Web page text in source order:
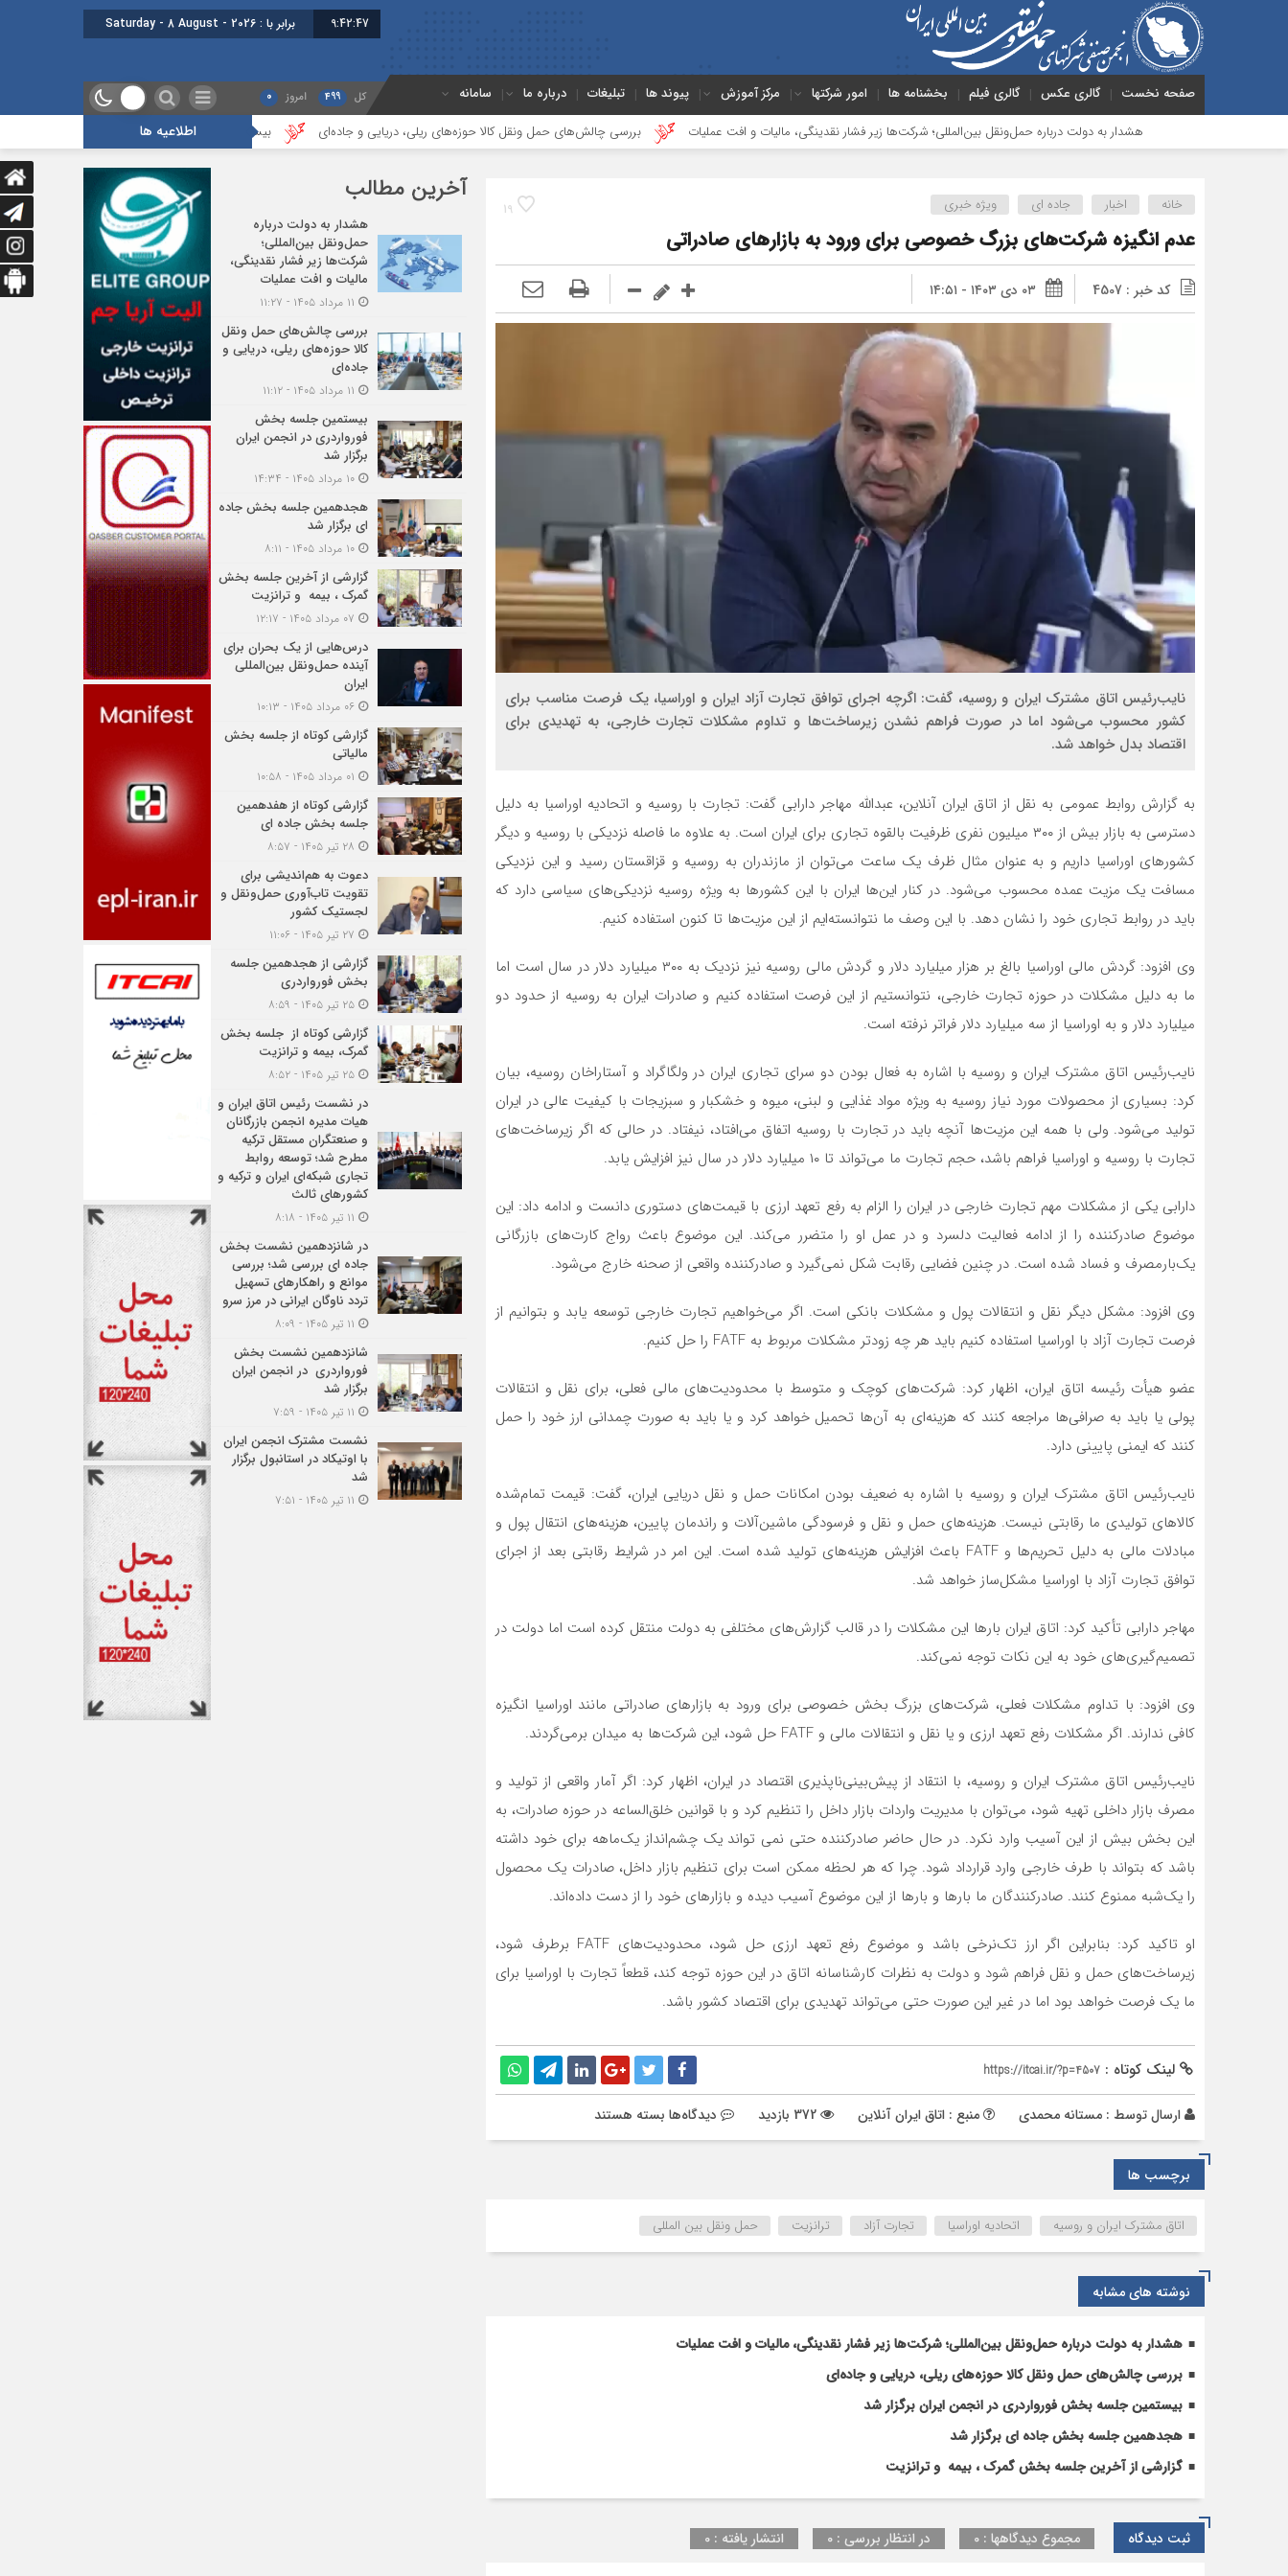
9:42:48 برابر با : Saturday - 8 August - 2026
صفحه نخست گالری عکس گالری فیلم بخشنامه ها امور شرکتها مرکز آموزش پیوند ها تبلیغات درباره ما سامانه کل 499 امروز 0
اطلاعیه ها هشدار به دولت درباره حمل‌ونقل بین‌المللی؛ شرکت‌ها زیر فشار نقدینگی، مالیات و افت عملیات بررسی چالش‌های حمل ونقل کالا حوزه‌های ریلی، دریایی و جاده‌ای بیستمین جلسه بخش فورواردری در انجمن ایران برگزار شد
19 خانه اخبار جاده ای ویژه خبری
عدم انگیزه شرکت‌های بزرگ خصوصی برای ورود به بازارهای صادراتی
کد خبر : 4507 ۰۳ دی ۱۴۰۳ - ۱۴:۵۱
نایب‌رئیس اتاق مشترک ایران و روسیه، گفت: اگرچه اجرای توافق تجارت آزاد ایران و اوراسیا، یک فرصت مناسب برای
کشور محسوب می‌شود اما در صورت فراهم نشدن زیرساخت‌ها و تداوم مشکلات تجارت خارجی، به تهدیدی برای
اقتصاد بدل خواهد شد.
به گزارش روابط عمومی به نقل از اتاق ایران آنلاین، عبدالله مهاجر دارابی گفت: تجارت با روسیه و اتحادیه اوراسیا به دلیل
دسترسی به بازار بیش از ۳۰۰ میلیون نفری ظرفیت بالقوه تجاری برای ایران است. به علاوه ما فاصله نزدیکی با روسیه و دیگر
کشورهای اوراسیا داریم و به عنوان مثال ظرف یک ساعت می‌توان از مازندران به روسیه و قزاقستان رسید و این نزدیکی
مسافت یک مزیت عمده محسوب می‌شود. در کنار این‌ها ایران با این کشورها به ویژه روسیه نزدیکی‌های سیاسی دارد که
باید در روابط تجاری خود را نشان دهد. با این وصف ما نتوانسته‌ایم از این مزیت‌ها تا کنون استفاده کنیم.
وی افزود: گردش مالی اوراسیا بالغ بر هزار میلیارد دلار و گردش مالی روسیه نیز نزدیک به ۳۰۰ میلیارد دلار در سال است اما
ما به دلیل مشکلات در حوزه تجارت خارجی، نتوانستیم از این فرصت استفاده کنیم و صادرات ایران به روسیه از حدود دو
میلیارد دلار و به اوراسیا از سه میلیارد دلار فراتر نرفته است.
نایب‌رئیس اتاق مشترک ایران و روسیه با اشاره به فعال بودن دو سرای تجاری ایران در ولگاگراد و آستاراخان روسیه، بیان
کرد: بسیاری از محصولات مورد نیاز روسیه به ویژه مواد غذایی و لبنی، میوه و خشکبار و سبزیجات با کیفیت عالی در ایران
تولید می‌شود. ولی با همه این مزیت‌ها آنچه باید در تجارت با روسیه اتفاق می‌افتاد، نیفتاد. در حالی که اگر زیرساخت‌های
تجارت با روسیه و اوراسیا فراهم باشد، حجم تجارت ما می‌تواند تا ۱۰ میلیارد دلار در سال نیز افزایش یابد.
دارابی یکی از مشکلات مهم تجارت خارجی در ایران را الزام به رفع تعهد ارزی با قیمت‌های دستوری دانست و ادامه داد: این
موضوع صادرکننده را از ادامه فعالیت دلسرد و در عمل او را متضرر می‌کند. این موضوع باعث رواج کارت‌های بازرگانی
یک‌بارمصرف و فساد شده است. در چنین فضایی رقابت شکل نمی‌گیرد و صادرکننده واقعی از صحنه خارج می‌شود.
وی افزود: مشکل دیگر نقل و انتقالات پول و مشکلات بانکی است. اگر می‌خواهیم تجارت خارجی توسعه یابد و بتوانیم از
فرصت تجارت آزاد با اوراسیا استفاده کنیم باید هر چه زودتر مشکلات مربوط به FATF را حل کنیم.
عضو هیأت رئیسه اتاق ایران، اظهار کرد: شرکت‌های کوچک و متوسط با محدودیت‌های مالی فعلی، برای نقل و انتقالات
پولی یا باید به صرافی‌ها مراجعه کنند که هزینه‌ای به آن‌ها تحمیل خواهد کرد و یا باید به صورت چمدانی ارز خود را حمل
کنند که ایمنی پایینی دارد.
نایب‌رئیس اتاق مشترک ایران و روسیه با اشاره به ضعیف بودن امکانات حمل ‌و نقل دریایی ایران، گفت: قیمت تمام‌شده
کالاهای تولیدی ما رقابتی نیست. هزینه‌های حمل ‌و نقل و فرسودگی ماشین‌آلات و راندمان پایین، هزینه‌های انتقال پول و
مبادلات مالی به دلیل تحریم‌ها و FATF باعث افزایش هزینه‌های تولید شده است. این امر در شرایط رقابتی بعد از اجرای
توافق تجارت آزاد با اوراسیا مشکل‌ساز خواهد شد.
مهاجر دارابی تأکید کرد: اتاق ایران بارها این مشکلات را در قالب گزارش‌های مختلفی به دولت منتقل کرده است اما دولت در
تصمیم‌گیری‌های خود به این نکات توجه نمی‌کند.
وی افزود: با تداوم مشکلات فعلی، شرکت‌های بزرگ بخش خصوصی برای ورود به بازارهای صادراتی مانند اوراسیا انگیزه
کافی ندارند. اگر مشکلات رفع تعهد ارزی و یا نقل و انتقالات مالی و FATF حل شود، این شرکت‌ها به میدان برمی‌گردند.
نایب‌رئیس اتاق مشترک ایران و روسیه، با انتقاد از پیش‌بینی‌ناپذیری اقتصاد در ایران، اظهار کرد: اگر آمار واقعی از تولید و
مصرف بازار داخلی تهیه شود، می‌توان با مدیریت واردات بازار داخل را تنظیم کرد و با قوانین خلق‌الساعه در حوزه صادرات، به
این بخش بیش از این آسیب وارد نکرد. در حال حاضر صادرکننده حتی نمی تواند یک ‌چشم‌انداز یک‌ماهه برای خود داشته
باشد که بتواند با طرف خارجی وارد قرارداد شود. چرا که هر لحظه ممکن است برای تنظیم بازار داخل، صادرات یک محصول
را یک‌شبه ممنوع کنند. صادرکنندگان ما بارها و بارها از این موضوع آسیب دیده و بازارهای خود را از دست داده‌اند.
او تاکید کرد: بنابراین اگر ارز تک‌نرخی باشد و موضوع رفع تعهد ارزی حل شود، محدودیت‌های FATF برطرف شود،
زیرساخت‌های حمل ‌و نقل فراهم شود و دولت به نظرات کارشناسانه اتاق در این حوزه توجه کند، قطعاً تجارت با اوراسیا برای
ما یک فرصت خواهد بود اما در غیر این صورت حتی می‌تواند تهدیدی برای اقتصاد کشور باشد.
لینک کوتاه : https://itcai.ir/?p=4507
ارسال توسط : مستانه محمدی منبع : اتاق ایران آنلاین دیدگاه‌ها برای
عدم
خصوصی
برای
بسته هستند
برچسب ها
اتاق مشترک ایران و روسیه اتحادیه اوراسیا تجارت آزاد ترانزیت حمل ونقل بین المللی
نوشته های مشابه
هشدار به دولت درباره حمل‌ونقل بین‌المللی؛ شرکت‌ها زیر فشار نقدینگی، مالیات و افت عملیات
بررسی چالش‌های حمل ونقل کالا حوزه‌های ریلی، دریایی و جاده‌ای
بیستمین جلسه بخش فورواردری در انجمن ایران برگزار شد
هجدهمین جلسه بخش جاده ای برگزار شد
گزارشی از آخرین جلسه بخش گمرک ، بیمه و ترانزیت
ثبت دیدگاه مجموع دیدگاهها : 0 در انتظار بررسی : 0 انتشار یافته : 0
آخرین مطالب
هشدار به دولت درباره
حمل‌ونقل بین‌المللی؛
شرکت‌ها زیر فشار نقدینگی،
مالیات و افت عملیات
بررسی چالش‌های حمل ونقل
کالا حوزه‌های ریلی، دریایی و
جاده‌ای
بیستمین جلسه بخش
فورواردری در انجمن ایران
برگزار شد
۱۰ مرداد ۱۴۰۵ - ۱۴:۳۴
هجدهمین جلسه بخش جاده
ای برگزار شد
۱۰ مرداد ۱۴۰۵ - ۸:۱۱
گزارشی از آخرین جلسه بخش
گمرک ، بیمه و ترانزیت
درس‌هایی از یک بحران برای
آینده حمل‌ونقل بین‌المللی
ایران
گزارشی کوتاه از جلسه بخش
مالیاتی
گزارشی کوتاه از هفدهمین
جلسه بخش جاده ای
دعوت به هم‌اندیشی برای
تقویت تاب‌آوری حمل‌ونقل و
لجستیک کشور
گزارشی از هجدهمین جلسه
بخش فورواردری
۲۵ تیر ۱۴۰۵ - ۸:۵۹
گزارشی کوتاه از جلسه بخش
گمرک، بیمه و ترانزیت
۲۵ تیر ۱۴۰۵ - ۸:۵۲
در نشست رئیس اتاق ایران و
هیات مدیره انجمن بازرگانان
و صنعتگران مستقل ترکیه
مطرح شد؛ توسعه روابط
تجاری شبکه‌ای ایران و ترکیه و
کشورهای ثالث
در شانزدهمین نشست بخش
جاده ای بررسی شد؛ بررسی
موانع و راهکارهای تسهیل
تردد ناوگان ایرانی در مرز سرو
شانزدهمین نشست بخش
فورواردری در انجمن ایران
برگزار شد
نشست مشترک انجمن ایران
با اوتیکاد در استانبول برگزار
شد